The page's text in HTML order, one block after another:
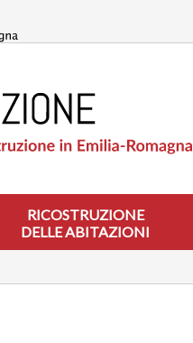
RICOSTRUZIONE
DELLE ABITAZIONI